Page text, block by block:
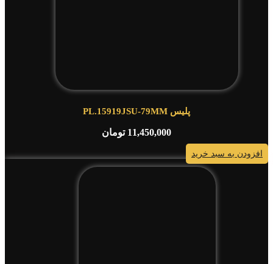
پلیس PL.15919JSU-79MM
11,450,000 تومان
افزودن به سبد خرید